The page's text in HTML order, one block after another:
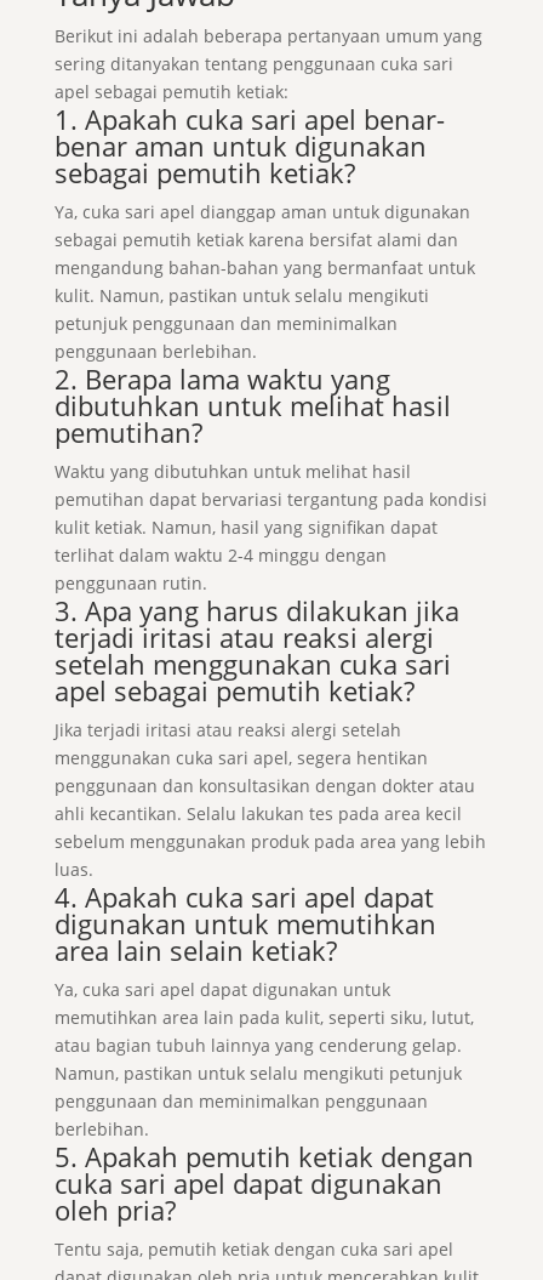
Berikut ini adalah beberapa pertanyaan umum yang
sering ditanyakan tentang penggunaan cuka sari
apel sebagai pemutih ketiak:
1. Apakah cuka sari apel benar-
benar aman untuk digunakan
sebagai pemutih ketiak?
Ya, cuka sari apel dianggap aman untuk digunakan
sebagai pemutih ketiak karena bersifat alami dan
mengandung bahan-bahan yang bermanfaat untuk
kulit. Namun, pastikan untuk selalu mengikuti
petunjuk penggunaan dan meminimalkan
penggunaan berlebihan.
2. Berapa lama waktu yang
dibutuhkan untuk melihat hasil
pemutihan?
Waktu yang dibutuhkan untuk melihat hasil
pemutihan dapat bervariasi tergantung pada kondisi
kulit ketiak. Namun, hasil yang signifikan dapat
terlihat dalam waktu 2-4 minggu dengan
penggunaan rutin.
3. Apa yang harus dilakukan jika
terjadi iritasi atau reaksi alergi
setelah menggunakan cuka sari
apel sebagai pemutih ketiak?
Jika terjadi iritasi atau reaksi alergi setelah
menggunakan cuka sari apel, segera hentikan
penggunaan dan konsultasikan dengan dokter atau
ahli kecantikan. Selalu lakukan tes pada area kecil
sebelum menggunakan produk pada area yang lebih
luas.
4. Apakah cuka sari apel dapat
digunakan untuk memutihkan
area lain selain ketiak?
Ya, cuka sari apel dapat digunakan untuk
memutihkan area lain pada kulit, seperti siku, lutut,
atau bagian tubuh lainnya yang cenderung gelap.
Namun, pastikan untuk selalu mengikuti petunjuk
penggunaan dan meminimalkan penggunaan
berlebihan.
5. Apakah pemutih ketiak dengan
cuka sari apel dapat digunakan
oleh pria?
Tentu saja, pemutih ketiak dengan cuka sari apel